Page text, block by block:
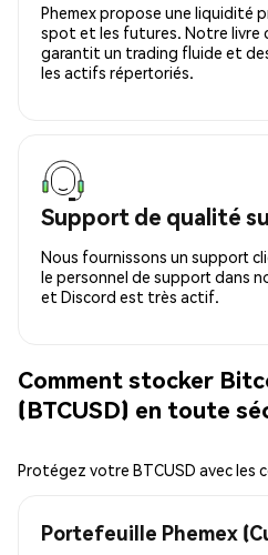
Phemex propose une liquidité
spot et les futures. Notre livre
garantit un trading fluide et
les actifs répertoriés.
Support de qualité
Nous fournissons un support
le personnel de support dans
et Discord est très actif.
Comment stocker
(BTCUSD) en toute
Protégez votre BTCUSD avec les
Portefeuille Phemex